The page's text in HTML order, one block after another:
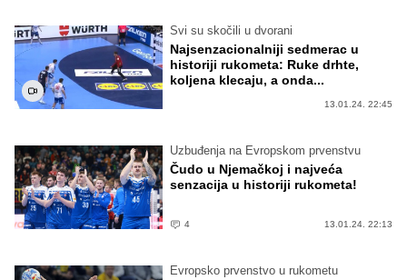
Svi su skočili u dvorani
Najsenzacionalniji sedmerac u
historiji rukometa: Ruke drhte,
koljena klecaju, a onda...
13.01.24. 22:45
Uzbuđenja na Evropskom prvenstvu
Čudo u Njemačkoj i najveća
senzacija u historiji rukometa!
4 13.01.24. 22:13
Evropsko prvenstvo u rukometu